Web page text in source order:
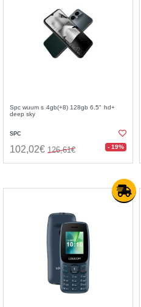
Spc wuum s 4gb(+8) 128gb 6.5" hd+
deep sky
SPC
102,02€ 126,61€ - 19%